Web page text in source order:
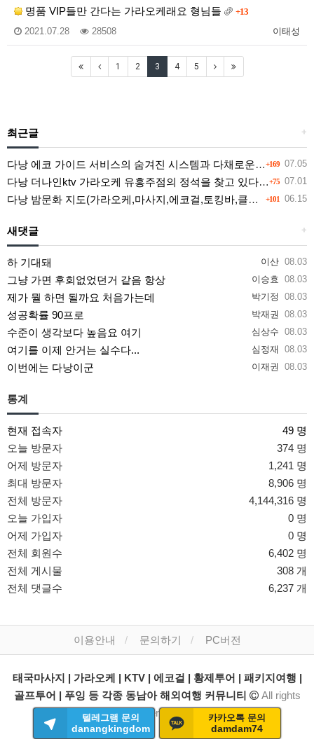
명품 VIP들만 간다는 가라오케래요 형님들 +13
이태성
2021.07.28 28508
1 2 3 4 5
+
최근글
+169 07.05
다낭 에코 가이드 서비스의 숨겨진 시스템과 다채로운 인력 풀의 진실
+75 07.01
다낭 더나인ktv 가라오케 유흥주점의 정석을 찾고 있다면 여기
+101 06.15
다낭 밤문화 지도(가라오케,마사지,에코걸,토킹바,클럽) 유흥별 가격 및 후기공유
+
새댓글
이산 08.03
하 기대돼
이승효 08.03
그냥 가면 후회없었던거 같음 항상
박기정 08.03
제가 뭘 하면 될까요 처음가는데
박재권 08.03
성공확률 90프로
심상수 08.03
수준이 생각보다 높음요 여기
심정재 08.03
여기를 이제 안거는 실수다...
이재권 08.03
이번에는 다낭이군
통계
현재 접속자
49 명
오늘 방문자
374 명
어제 방문자
1,241 명
최대 방문자
8,906 명
전체 방문자
4,144,316 명
오늘 가입자
0 명
어제 가입자
0 명
전체 회원수
6,402 명
전체 게시물
308 개
전체 댓글수
6,237 개
텔레그램 문의
danangkingdom
카카오톡 문의
damdam74
이용안내 문의하기 PC버전
태국마사지 | 가라오케 | KTV | 에코걸 | 황제투어 | 패키지여행 |
골프투어 | 푸잉 등 각종 동남아 해외여행 커뮤니티
All rights
reserved.